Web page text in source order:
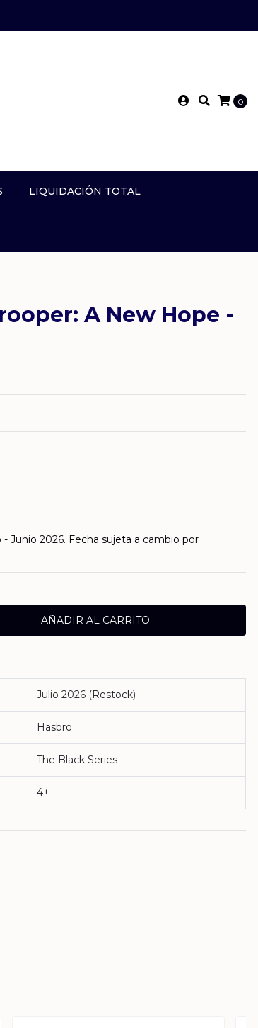
0
LIQUIDACIÓN TOTAL
A New Hope -
Junio 2026. Fecha sujeta a cambio por
Julio 2026 (Restock)
Hasbro
The Black Series
4+